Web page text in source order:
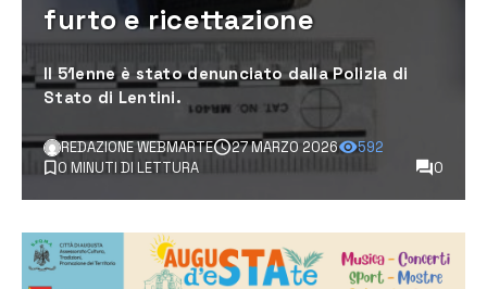
furto e ricettazione
Il 51enne è stato denunciato dalla Polizia di
Stato di Lentini.
REDAZIONE WEBMARTE 27 MARZO 2026
592
0 MINUTI DI LETTURA
0